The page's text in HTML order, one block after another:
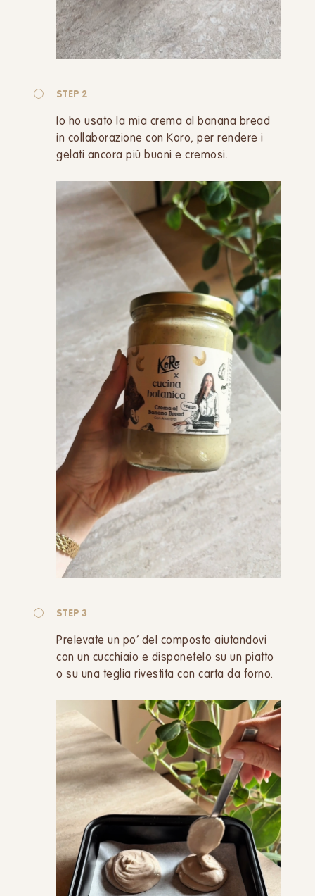
STEP 2
Io ho usato la mia crema al banana bread
in collaborazione con Koro, per rendere i
gelati ancora più buoni e cremosi.
STEP 3
Prelevate un po’ del composto aiutandovi
con un cucchiaio e disponetelo su un piatto
o su una teglia rivestita con carta da forno.